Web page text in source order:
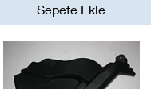
Sepete Ekle